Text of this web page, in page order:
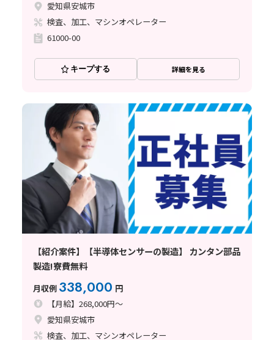
愛知県安城市
検査、加工、マシンオペレーター
61000-00
キープする 詳細を見る
【紹介案件】【半導体センサーの製造】 カンタン部品
製造!寮費無料
月収例 338,000 円
【月給】268,000円～
愛知県安城市
検査、加工、マシンオペレーター